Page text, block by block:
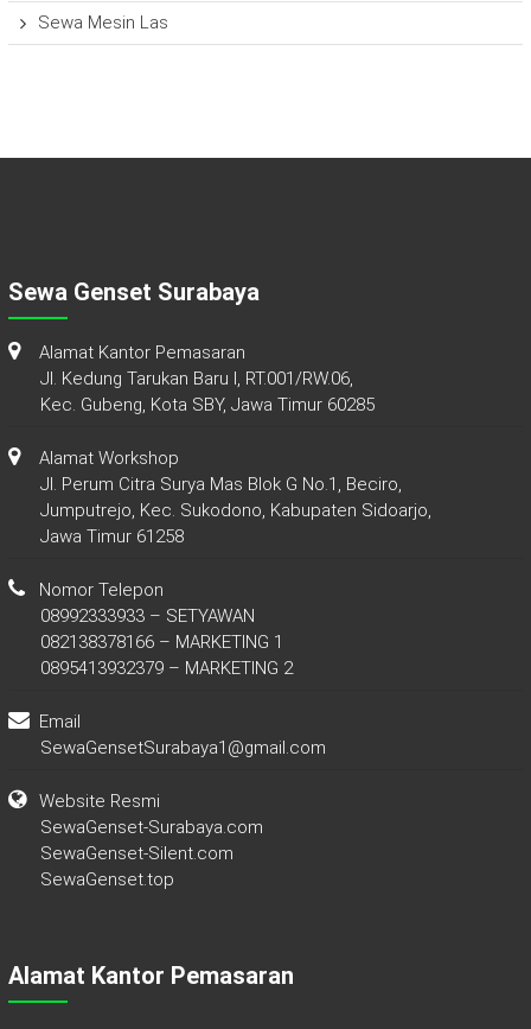
Sewa Mesin Las
Sewa Genset Surabaya
Alamat Kantor Pemasaran
Jl. Kedung Tarukan Baru I, RT.001/RW.06,
Kec. Gubeng, Kota SBY, Jawa Timur 60285
Alamat Workshop
Jl. Perum Citra Surya Mas Blok G No.1, Beciro,
Jumputrejo, Kec. Sukodono, Kabupaten Sidoarjo,
Jawa Timur 61258
Nomor Telepon
08992333933 – SETYAWAN
082138378166 – MARKETING 1
0895413932379 – MARKETING 2
Email
SewaGensetSurabaya1@gmail.com
Website Resmi
SewaGenset-Surabaya.com
SewaGenset-Silent.com
SewaGenset.top
Alamat Kantor Pemasaran